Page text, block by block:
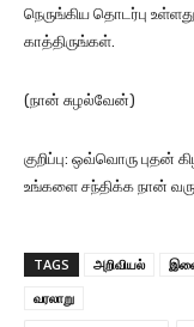
நெருங்கிய தொடர்பு
காத்திருங்கள்.
(நான் சுழல்வேன்)
குறிப்பு: ஒவ்வொரு புதன்
உங்களை சந்திக்க நான்
TAGS அறிவியல்
வரலாறு